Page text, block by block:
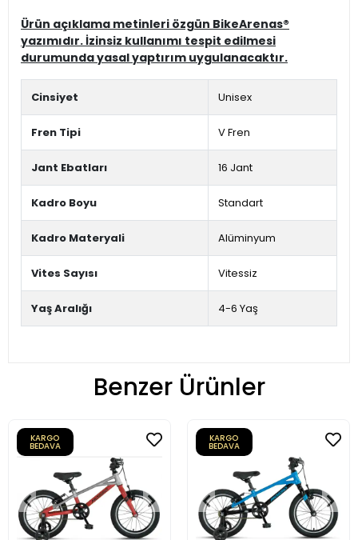
Ürün açıklama metinleri özgün BikeArenas®
yazımıdır. İzinsiz kullanımı tespit edilmesi
durumunda yasal yaptırım uygulanacaktır.
Cinsiyet Unisex
Fren Tipi V Fren
Jant Ebatları 16 Jant
Kadro Boyu Standart
Kadro Materyali Alüminyum
Vites Sayısı Vitessiz
Yaş Aralığı 4-6 Yaş
Benzer Ürünler
KARGO
BEDAVA
KARGO
BEDAVA